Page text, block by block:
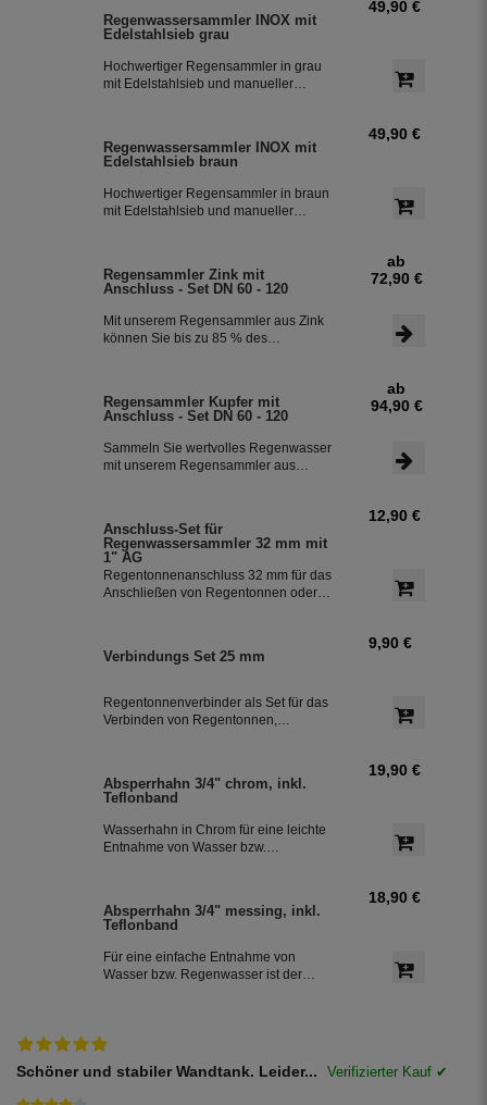
Regenwassersammler INOX mit
Edelstahlsieb grau
Hochwertiger Regensammler in grau
mit Edelstahlsieb und manueller
leitet zuverlässig sauberes
Regenwasser in ihre Regentonne.
Dieser Fallrohrfilter ist bereits 1000-
fach im Einsatz und wird in die ganze
49,90 €
Regenwassersammler INOX mit
Edelstahlsieb braun
Hochwertiger Regensammler in braun
mit Edelstahlsieb und manueller
leitet zuverlässig sauberes
Regenwasser in ihre Regentonne.
Dieser Fallrohrfilter ist bereits 1000-
fach im Einsatz und wird in die ganze
49,90 €
Regensammler Zink mit
Anschluss - Set DN 60 - 120
Mit unserem Regensammler aus Zink
können Sie bis zu 85 % des
lässt sich durch das Schiebeteil einfach
ein- und ausbauen. Der flexible
Schlauchanschluss mit einer Länge
von 350 mm macht die Installation
besonders einfach.
ab
72,90 €
Regensammler Kupfer mit
Anschluss - Set DN 60 - 120
Sammeln Sie wertvolles Regenwasser
mit unserem Regensammler aus
installieren. Damit können Sie bis zu
85 % des anfallenden Regenwassers
sammeln und in Ihre Regentonne
leiten.
ab
94,90 €
Anschluss-Set für
Regenwassersammler 32 mm mit
1" AG
Regentonnenanschluss 32 mm für das
Anschließen von Regentonnen oder
12,90 €
Verbindungs Set 25 mm
Regentonnenverbinder als Set für das
Verbinden von Regentonnen,
9,90 €
Absperrhahn 3/4" chrom, inkl.
Teflonband
Wasserhahn in Chrom für eine leichte
Entnahme von Wasser bzw.
Montage an der Regenwassertonne.
Das Teflonband dichtete das Gewinde
des Auslaufhahn ab.
19,90 €
Absperrhahn 3/4" messing, inkl.
Teflonband
Für eine einfache Entnahme von
Wasser bzw. Regenwasser ist der
ein 3/4 Zoll Außengewinde. Ein
Lieferumfang enthalten.
18,90 €
Schöner und stabiler Wandtank. Leider...